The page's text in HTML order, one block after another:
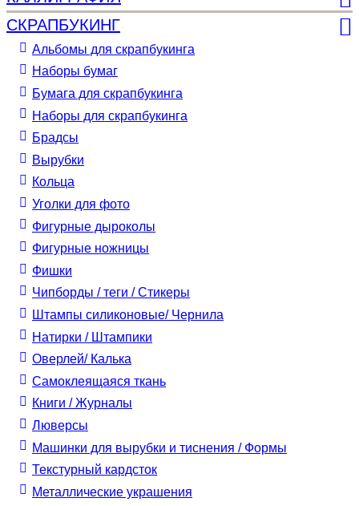
СКРАПБУКИНГ
Альбомы для скрапбукинга
Наборы бумаг
Бумага для скрапбукинга
Наборы для скрапбукинга
Брадсы
Вырубки
Кольца
Уголки для фото
Фигурные дыроколы
Фигурные ножницы
Фишки
Чипборды / теги / Стикеры
Штампы силиконовые/ Чернила
Натирки / Штампики
Оверлей/ Калька
Самоклеящаяся ткань
Книги / Журналы
Люверсы
Машинки для вырубки и тиснения / Формы
Текстурный кардсток
Металлические украшения